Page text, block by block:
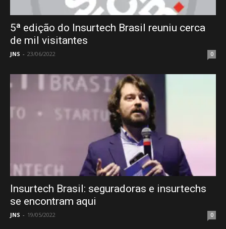
5ª edição do Insurtech Brasil reuniu cerca
de mil visitantes
JNS - 23/06/2022 0
Insurtech Brasil: seguradoras e insurtechs
se encontram aqui
JNS - 19/05/2022 0